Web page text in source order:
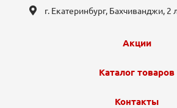
г. Екатеринбург, ​Бахчиванджи, 2
Акции
Каталог товаров
Контакты